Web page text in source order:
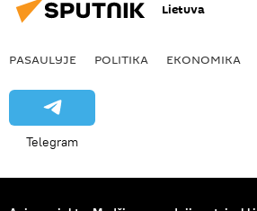
Lietuva
PASAULYJE POLITIKA EKONOMIKA
Telegram